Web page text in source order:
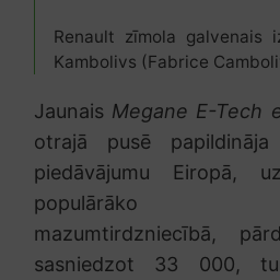
Renault zīmola galvenais
Kambolivs (Fabrice
Jaunais Megane E-Tech
otrajā pusē papildināja
piedāvājumu Eiropā,
populārāko
mazumtirdzniecībā,
sasniedzot 33 000,